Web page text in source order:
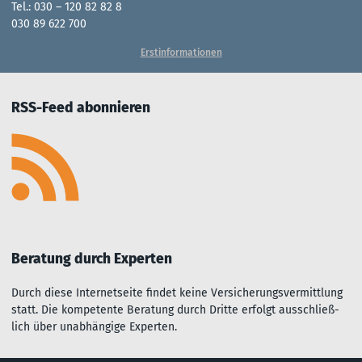
Tel.: 030 – 120 82 82 8
030 89 622 700
Erstinformationen
RSS-Feed abonnieren
Beratung durch Experten
Durch diese Inter­net­seite fin­det kei­ne Ver­sich­er­ungs­ver­mitt­lu­ng
statt. Die kom­pe­ten­te Be­rat­ung durch Dritte er­folgt aus­sch­ließ­
lich über un­ab­hängi­ge Experten.